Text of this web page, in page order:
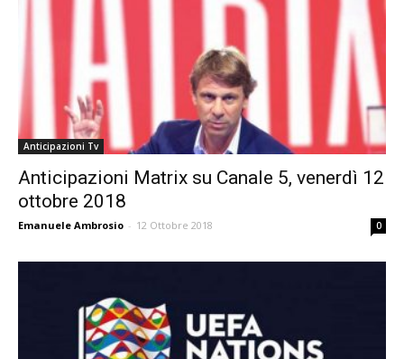
Anticipazioni Tv
Anticipazioni Matrix su Canale 5, venerdì 12
ottobre 2018
Emanuele Ambrosio - 12 Ottobre 2018 0